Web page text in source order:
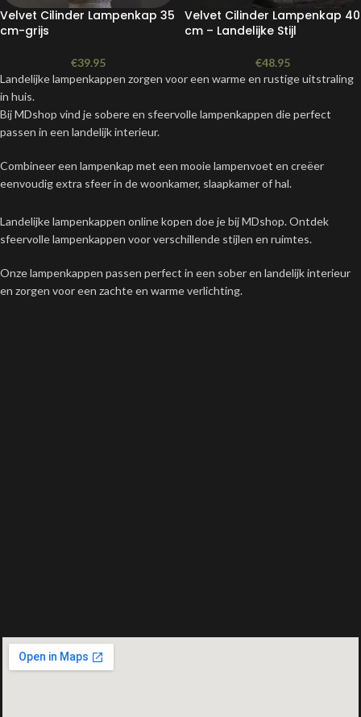
Velvet Cilinder Lampenkap 35
cm-grijs
€39.95
Velvet Cilinder Lampenkap 40
cm – Landelijke Stijl
€48.95
Landelijke lampenkappen zorgen voor een warme en rustige uitstraling
in huis.
Bij MDshop vind je sobere en sfeervolle lampenkappen die perfect
passen in een landelijk interieur.
Combineer een lampenkap met een mooie lampenvoet en creëer
eenvoudig extra sfeer in de woonkamer, slaapkamer of hal.
Landelijke lampenkappen online kopen doe je bij MDshop. Ontdek
sfeervolle lampenkappen voor verschillende stijlen en ruimtes.
Onze lampenkappen passen perfect in een sober en landelijk interieur
en zorgen voor een zachte en warme verlichting.